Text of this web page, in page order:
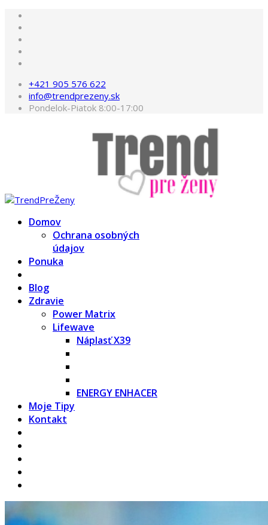
+421 905 576 622
info@trendprezeny.sk
Pondelok-Piatok 8:00-17:00
Domov
Ochrana osobných
údajov
Ponuka
Blog
Zdravie
Power Matrix
Lifewave
Náplasť X39
ENERGY ENHACER
Moje Tipy
Kontakt